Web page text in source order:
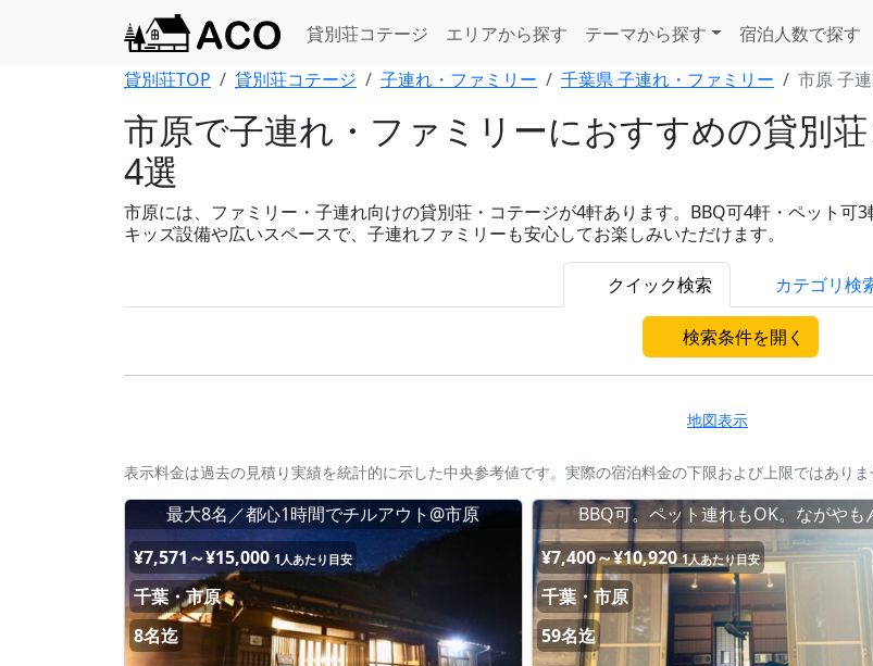
貸別荘コテージ エリアから探す テーマから探す 宿泊人数で探す
貸別荘TOP
貸別荘コテージ 子連れ・ファミリー 千葉県 子連れ・ファミリー 市原 子
市原で子連れ・ファミリーにおすすめの貸別
4選
市原には、ファミリー・子連れ向けの貸別荘・コテージが4軒あります。BBQ可4軒・ペット可
キッズ設備や広いスペースで、子連れファミリーも安心してお楽しみいただけます。
クイック検索 カテゴリ検
検索条件を開く
地図表示
表示料金は過去の見積り実績を統計的に示した中央参考値です。実際の宿泊料金の下限および上限ではありま
最大8名／都心1時間でチルアウト@市原
¥7,571～¥15,000 1人あたり目安
千葉・市原
8名迄
BBQ可。ペット連れもOK。ながやも
¥7,400～¥10,920 1人あたり目安
千葉・市原
59名迄